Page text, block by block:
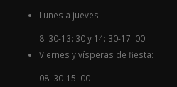
Lunes a jueves:
8: 30-13: 30 y 14: 30-17: 00
Viernes y vísperas de fiesta:
08: 30-15: 00